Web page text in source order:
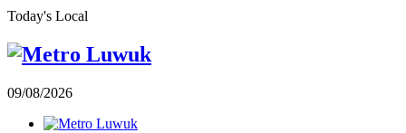
Today's Local
09/08/2026